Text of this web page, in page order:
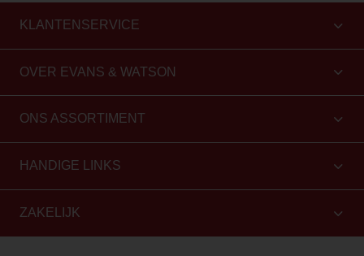
KLANTENSERVICE
OVER EVANS & WATSON
ONS ASSORTIMENT
HANDIGE LINKS
ZAKELIJK